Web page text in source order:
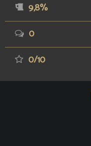
9,8%
0
0/10